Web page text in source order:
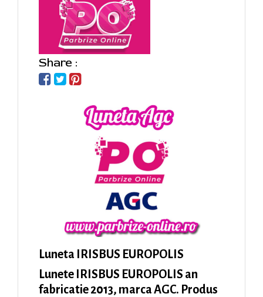
Share :
Luneta IRISBUS EUROPOLIS
Lunete IRISBUS EUROPOLIS an
fabricatie 2013, marca AGC. Produs